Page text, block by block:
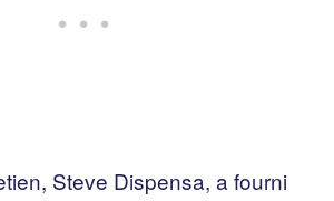
Steve Dispensa, a fourni